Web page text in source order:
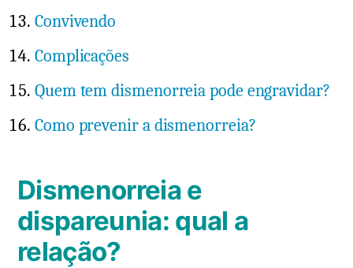
Convivendo
Complicações
Quem tem dismenorreia pode engravidar?
Como prevenir a dismenorreia?
Dismenorreia e
dispareunia: qual a
relação?